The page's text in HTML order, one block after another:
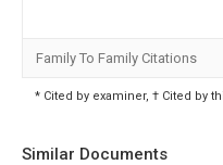
Family To Family Citations
* Cited by examiner, † Cited by
Similar Documents